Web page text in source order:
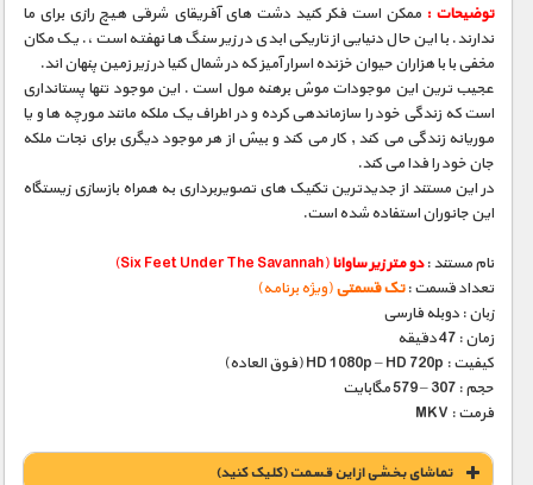
توضیحات : ممکن است فکر کنید دشت های آفریقای شرقی هیچ رازی برای ما
ندارند. با این حال دنیایی از تاریکی ابدی در زیر سنگ ها نهفته است ،. یک مکان
مخفی با با هزاران حیوان خزنده اسرار آمیز که در شمال کنیا در زیر زمین پنهان اند.
عجیب ترین این موجودات موش برهنه مول است . این موجود تنها پستانداری
است که زندگی خود را سازماندهی کرده و در اطراف یک ملکه مانند مورچه ها و یا
موریانه زندگی می کند , کار می کند و بیش از هر موجود دیگری برای نجات ملکه
جان خود را فدا می کند.
در این مستند از جدیدترین تکنیک های تصویربرداری به همراه بازسازی زیستگاه
این جانوران استفاده شده است.
نام مستند :دو متر زیر ساوانا(Six Feet Under The Savannah)
تعداد قسمت :تک قسمتی(ویژه برنامه)
زبان : دوبله فارسی
زمان : 47 دقیقه
کیفیت : HD 1080p – HD 720p (فوق العاده)
حجم : 307 – 579 مگابایت
فرمت : MKV
تماشای بخشی از این قسمت (کلیک کنید)